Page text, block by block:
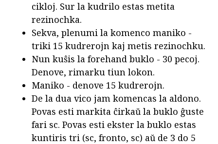
cikloj. Sur la kudrilo estas metita
rezinochka.
Sekva, plenumi la komenco maniko -
triki 15 kudrerojn kaj metis rezinochku.
Nun kuŝis la forehand buklo - 30 pecoj.
Denove, rimarku tiun lokon.
Maniko - denove 15 kudrerojn.
De la dua vico jam komencas la aldono.
Povas esti markita ĉirkaŭ la buklo ĝuste
fari sc. Povas esti ekster la buklo estas
kuntiris tri (sc, fronto, sc) aŭ de 3 do 5